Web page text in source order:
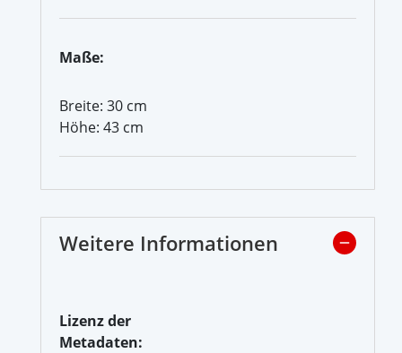
Maße:
Breite: 30 cm
Höhe: 43 cm
Weitere Informationen
Lizenz der
Metadaten: